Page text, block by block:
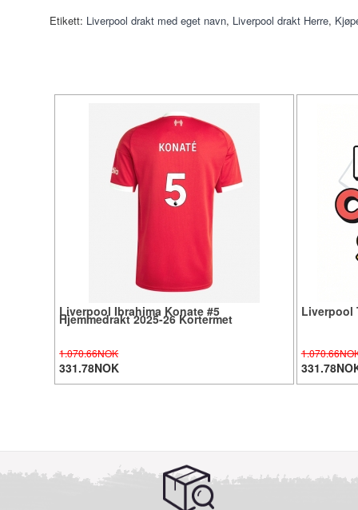
Etikett: Liverpool drakt med eget navn, Liverpool drakt Herre,
Liverpool Ibrahima Konate #5
Hjemmedrakt 2025-26 Kortermet
1.070.66NOK
331.78NOK
Liverpool